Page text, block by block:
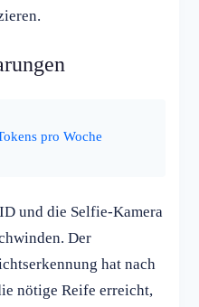
pro Woche
und die Selfie-Kamera
Der
hat nach
nötige Reife erreicht,